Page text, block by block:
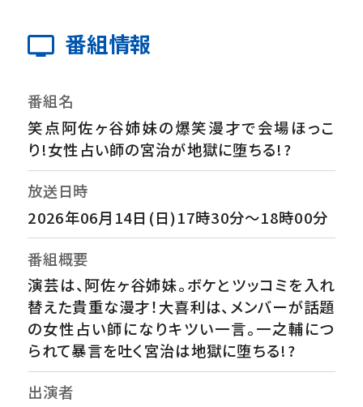
番組情報
番組名
笑点阿佐ヶ谷姉妹の爆笑漫才で会場ほっこ
り!女性占い師の宮治が地獄に堕ちる!?
放送日時
2026年06月14日(日)17時30分～18時00分
番組概要
演芸は、阿佐ヶ谷姉妹。ボケとツッコミを入れ
替えた貴重な漫才！大喜利は、メンバーが話題
の女性占い師になりキツい一言。一之輔につ
られて暴言を吐く宮治は地獄に堕ちる!?
出演者